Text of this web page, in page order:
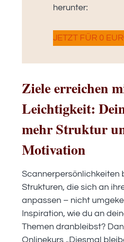
herunter:
JETZT FÜR 0
Ziele erreichen
Leichtigkeit:
mehr Struktur
Motivation
Scannerpersönlichkeiten
Strukturen, die sich an
anpassen – nicht
Inspiration, wie du an
Themen dranbleibst?
Onlinekurs „Diesmal